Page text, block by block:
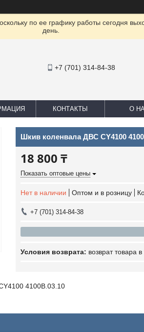
по ее графику работы сегодня
день.
+7 (701) 314-84-38
КОНТАКТЫ О
Шкив коленвала ДВС CY4100
18 800 ₸
Показать оптовые цены
Нет в наличии Оптом и в розницу
+7 (701) 314-84-38
возврат товара
4100B.03.10